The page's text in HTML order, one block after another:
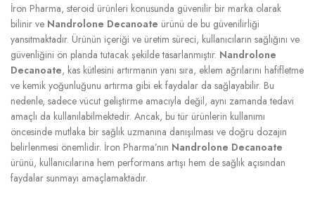
İron Pharma, steroid ürünleri konusunda güvenilir bir marka olarak
bilinir ve Nandrolone Decanoate ürünü de bu güvenilirliği
yansıtmaktadır. Ürünün içeriği ve üretim süreci, kullanıcıların sağlığını ve
güvenliğini ön planda tutacak şekilde tasarlanmıştır. Nandrolone
Decanoate, kas kütlesini artırmanın yanı sıra, eklem ağrılarını hafifletme
ve kemik yoğunluğunu artırma gibi ek faydalar da sağlayabilir. Bu
nedenle, sadece vücut geliştirme amacıyla değil, aynı zamanda tedavi
amaçlı da kullanılabilmektedir. Ancak, bu tür ürünlerin kullanımı
öncesinde mutlaka bir sağlık uzmanına danışılması ve doğru dozajın
belirlenmesi önemlidir. İron Pharma’nın Nandrolone Decanoate
ürünü, kullanıcılarına hem performans artışı hem de sağlık açısından
faydalar sunmayı amaçlamaktadır.